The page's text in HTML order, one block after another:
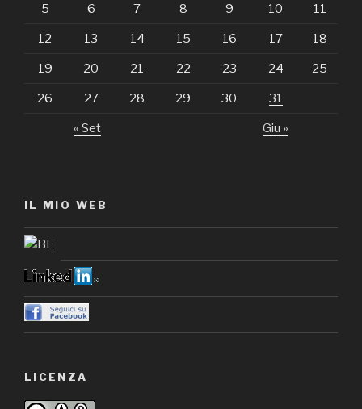
5 6 7 8 9 10 11
12 13 14 15 16 17 18
19 20 21 22 23 24 25
26 27 28 29 30 31
« Set Giu »
IL MIO WEB
LICENZA